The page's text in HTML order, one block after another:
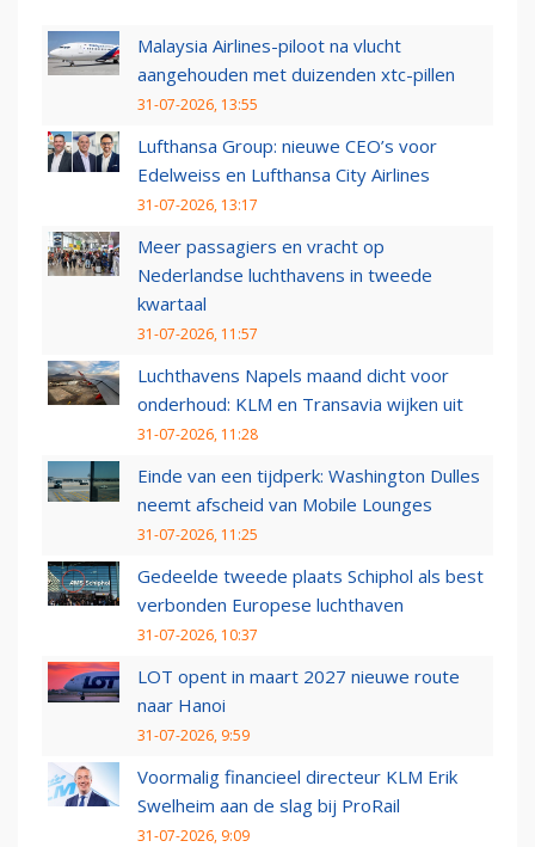
Malaysia Airlines-piloot na vlucht
aangehouden met duizenden xtc-pillen
31-07-2026, 13:55
Lufthansa Group: nieuwe CEO’s voor
Edelweiss en Lufthansa City Airlines
31-07-2026, 13:17
Meer passagiers en vracht op
Nederlandse luchthavens in tweede
kwartaal
31-07-2026, 11:57
Luchthavens Napels maand dicht voor
onderhoud: KLM en Transavia wijken uit
31-07-2026, 11:28
Einde van een tijdperk: Washington Dulles
neemt afscheid van Mobile Lounges
31-07-2026, 11:25
Gedeelde tweede plaats Schiphol als best
verbonden Europese luchthaven
31-07-2026, 10:37
LOT opent in maart 2027 nieuwe route
naar Hanoi
31-07-2026, 9:59
Voormalig financieel directeur KLM Erik
Swelheim aan de slag bij ProRail
31-07-2026, 9:09